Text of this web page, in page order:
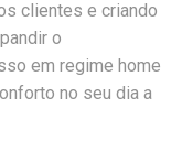
clientes e criando
o
em regime home
no seu dia a